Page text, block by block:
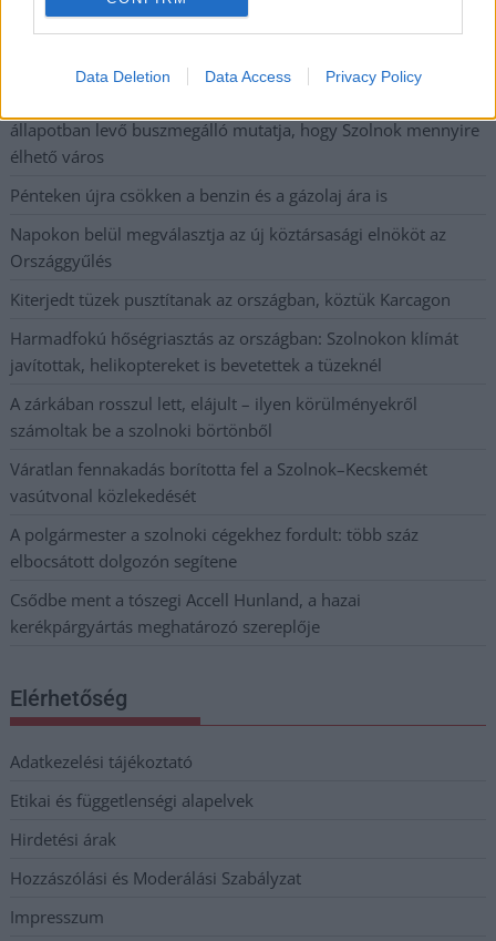
Data Deletion Data Access Privacy Policy
A Szolnok megyei gazdák nagyon nem akarták a JÉGER
állapotban levő buszmegálló mutatja, hogy Szolnok mennyire
élhető város
Pénteken újra csökken a benzin és a gázolaj ára is
Napokon belül megválasztja az új köztársasági elnököt az
Országgyűlés
Kiterjedt tüzek pusztítanak az országban, köztük Karcagon
Harmadfokú hőségriasztás az országban: Szolnokon klímát
javítottak, helikoptereket is bevetettek a tüzeknél
A zárkában rosszul lett, elájult – ilyen körülményekről
számoltak be a szolnoki börtönből
Váratlan fennakadás borította fel a Szolnok–Kecskemét
vasútvonal közlekedését
A polgármester a szolnoki cégekhez fordult: több száz
elbocsátott dolgozón segítene
Csődbe ment a tószegi Accell Hunland, a hazai
kerékpárgyártás meghatározó szereplője
Elérhetőség
Adatkezelési tájékoztató
Etikai és függetlenségi alapelvek
Hirdetési árak
Hozzászólási és Moderálási Szabályzat
Impresszum